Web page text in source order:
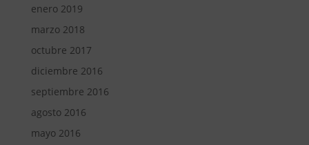
enero 2019
marzo 2018
octubre 2017
diciembre 2016
septiembre 2016
agosto 2016
mayo 2016